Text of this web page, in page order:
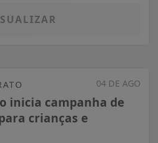
04 DE AGO
inicia campanha de
crianças e